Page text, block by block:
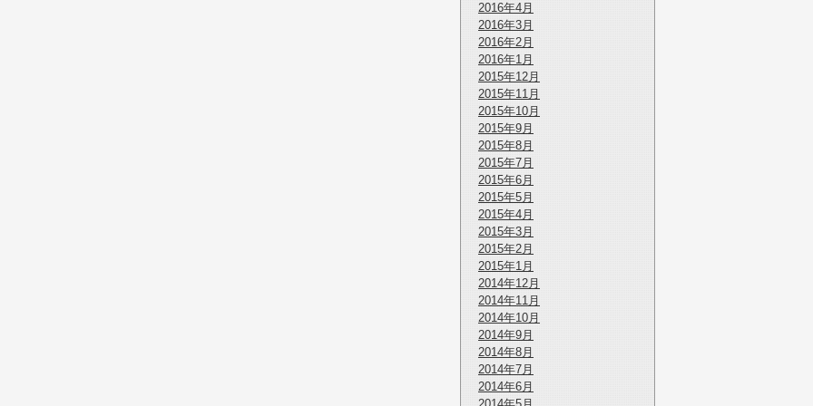
2016年4月
2016年3月
2016年2月
2016年1月
2015年12月
2015年11月
2015年10月
2015年9月
2015年8月
2015年7月
2015年6月
2015年5月
2015年4月
2015年3月
2015年2月
2015年1月
2014年12月
2014年11月
2014年10月
2014年9月
2014年8月
2014年7月
2014年6月